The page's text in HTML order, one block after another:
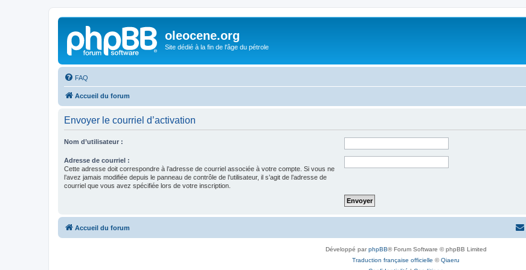
oleocene.org
Site dédié à la fin de l'âge du pétrole
FAQ
Accueil du forum
Envoyer le courriel d’activation
Nom d’utilisateur :
Adresse de courriel :
Cette adresse doit correspondre à l’adresse de courriel associée à votre compte. Si vous ne
l’avez jamais modifiée depuis le panneau de contrôle de l’utilisateur, il s’agit de l’adresse de
courriel que vous avez spécifiée lors de votre inscription.
Accueil du forum
Développé parphpBB® Forum Software © phpBB Limited
Traduction française officielle ©Qiaeru